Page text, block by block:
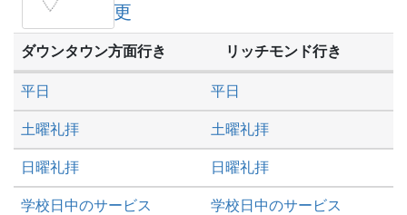
更
ダウンタウン方面行き リッチモンド行き
土曜礼拝 土曜礼拝
日曜礼拝 日曜礼拝
平日 平日
学校日中のサービス 学校日中のサービス